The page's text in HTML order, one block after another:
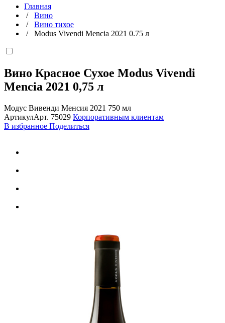
Главная
/ Вино
/ Вино тихое
/ Modus Vivendi Mencia 2021 0.75 л
Вино Красное Сухое Modus Vivendi
Mencia 2021 0,75 л
Модус Вивенди Менсия 2021 750 мл
АртикулАрт. 75029 Корпоративным клиентам
В избранное Поделиться